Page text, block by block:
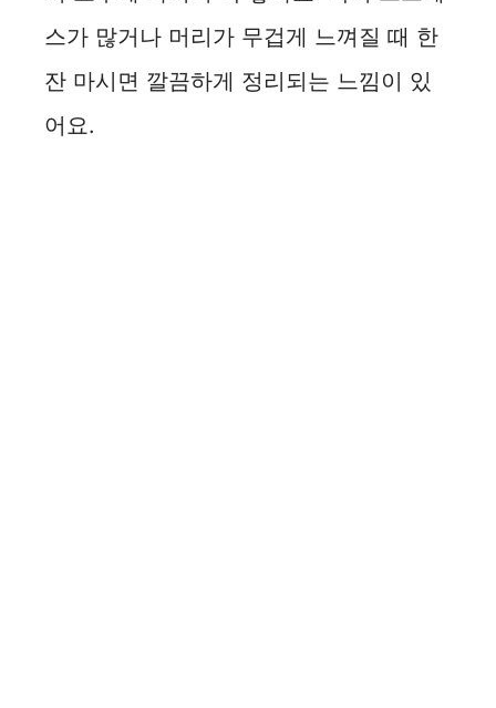
스가 많거나 머리가 무겁게 느껴질 때 한
잔 마시면 깔끔하게 정리되는 느낌이 있
어요.